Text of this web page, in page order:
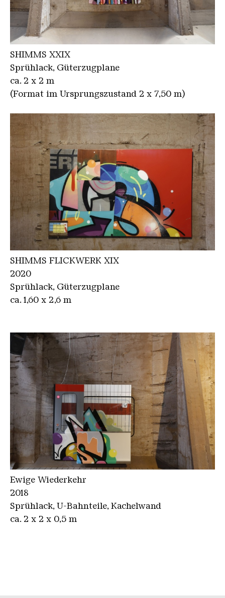
SHIMMS XXIX
Sprühlack, Güterzugplane
ca. 2 x 2 m
(Format im Ursprungszustand 2 x 7,50 m)
SHIMMS FLICKWERK XIX
2020
Sprühlack, Güterzugplane
ca. 1,60 x 2,6 m
Ewige Wiederkehr
2018
Sprühlack, U-Bahnteile, Kachelwand
ca. 2 x 2 x 0,5 m